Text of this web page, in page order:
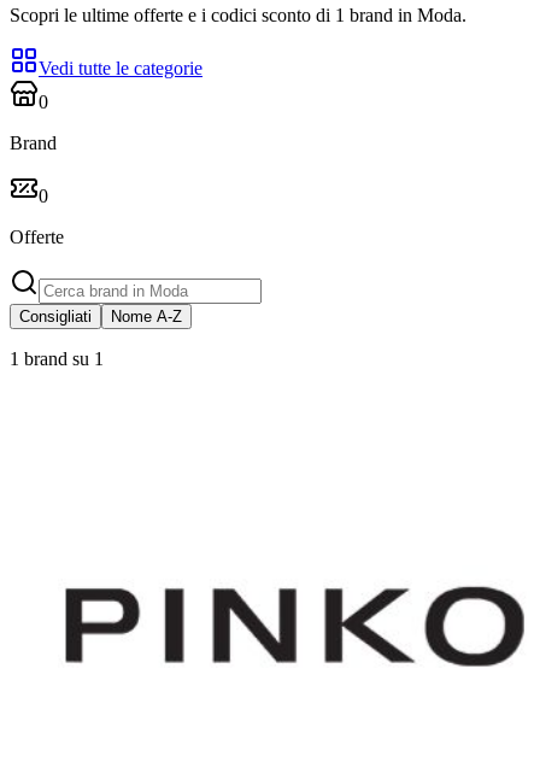
Scopri le ultime offerte e i codici sconto di 1 brand in Moda.
Vedi tutte le categorie
0
Brand
0
Offerte
Consigliati Nome A-Z
1 brand su 1